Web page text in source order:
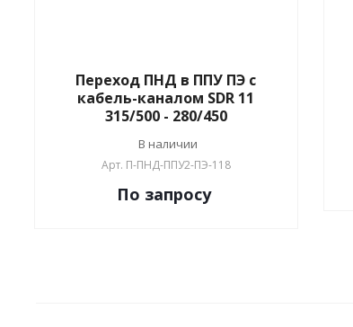
Переход ПНД в ППУ ПЭ с
кабель-каналом SDR 11
315/500 - 280/450
В наличии
Арт. П-ПНД-ППУ2-ПЭ-118
По запросу